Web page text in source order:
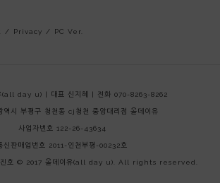
/ Privacy / PC Ver.
(all day u) | 대표 신지혜 | 전화 070-8263-8262
역시 부평구 청천동 cj청천 중앙대리점 올데이유
사업자번호 122-26-43634
신판매업번호 2011-인천부평-00232호
호 © 2017 올데이유(all day u). All rights reserved.